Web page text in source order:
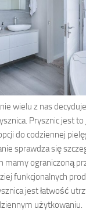
wielu z nas
Prysznic jest to
do codziennej
sprawdza się
mamy ograniczoną
funkcjonalnych
jest łatwość
użytkowaniu.